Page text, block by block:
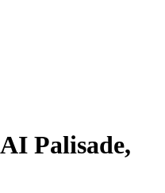
Palisade,